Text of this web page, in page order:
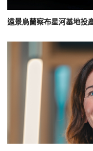
遠景烏蘭察布星河基地投